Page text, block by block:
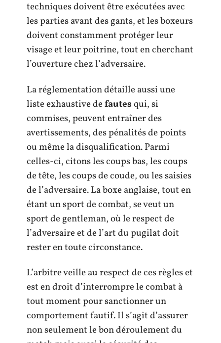
techniques doivent être exécutées avec
les parties avant des gants, et les boxeurs
doivent constamment protéger leur
visage et leur poitrine, tout en cherchant
l’ouverture chez l’adversaire.
La réglementation détaille aussi une
liste exhaustive defautesqui, si
commises, peuvent entraîner des
avertissements, des pénalités de points
ou même la disqualification. Parmi
celles-ci, citons les coups bas, les coups
de tête, les coups de coude, ou les saisies
de l’adversaire. La boxe anglaise, tout en
étant un sport de combat, se veut un
sport de gentleman, où le respect de
l’adversaire et de l’art du pugilat doit
rester en toute circonstance.
L’arbitre veille au respect de ces règles et
est en droit d’interrompre le combat à
tout moment pour sanctionner un
comportement fautif. Il s’agit d’assurer
non seulement le bon déroulement du